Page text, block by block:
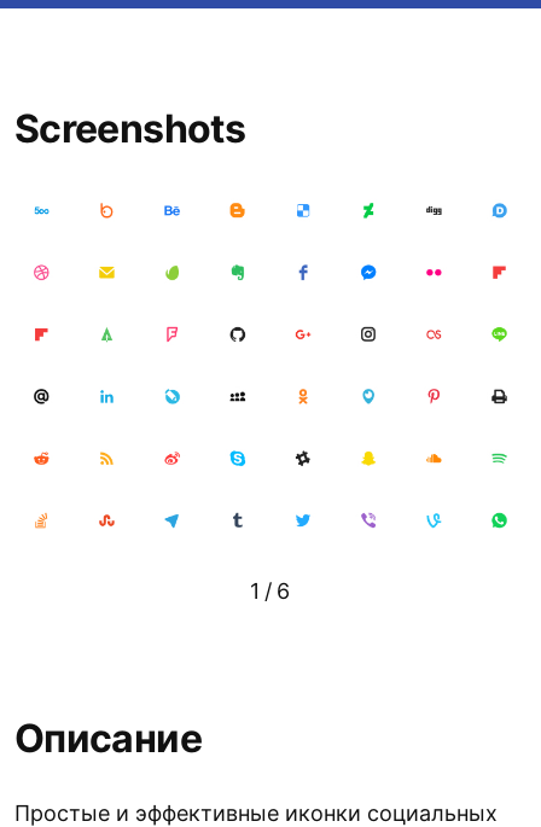
Screenshots
1 / 6
Описание
Простые и эффективные иконки социальных